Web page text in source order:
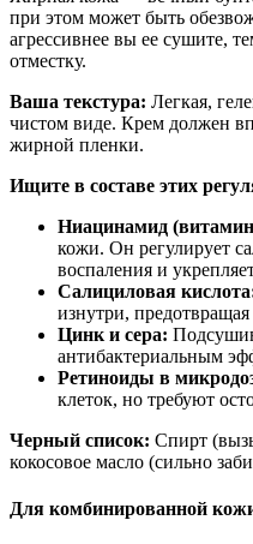
при этом может быть
агрессивнее вы ее сушите,
отместку.
Ваша текстура: Легкая,
чистом виде. Крем должен
жирной пленки.
Ищите в составе этих
Ниацинамид
кожи. Он регулирует
воспаления и
Салициловая
изнутри,
Цинк и сера:
антибактериальным
Ретиноиды в
клеток, но требуют
Черный список: Спирт
кокосовое масло (сильно
Для комбинированной